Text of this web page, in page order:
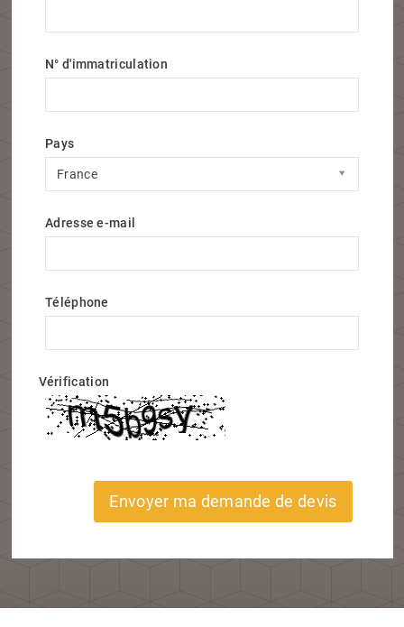
N° d'immatriculation
Pays
France
Pays
Adresse e-mail
Téléphone
Vérification
Envoyer ma demande de devis